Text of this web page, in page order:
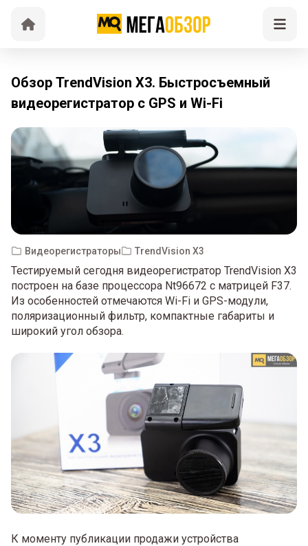
Обзор TrendVision X3. Быстросъемный
видеорегистратор с GPS и Wi-Fi
Видеорегистраторы TrendVision X3
Тестируемый сегодня видеорегистратор TrendVision X3
построен на базе процессора Nt96672 с матрицей F37.
Из особенностей отмечаются Wi-Fi и GPS-модули,
поляризационный фильтр, компактные габариты и
широкий угол обзора.
К моменту публикации продажи устройства